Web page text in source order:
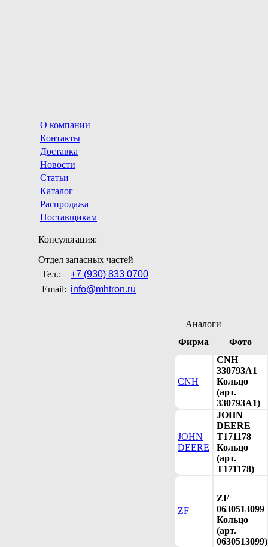
О компании
Контакты
Доставка
Новости
Статьи
Каталог
Распродажа
Поставщикам
Консультация:
Отдел запасных частей
Тел.:
+7 (930) 833 0700
Email: info@mhtron.ru
Аналоги
Фирма
Фото
CNH
CNH
330793A1
Кольцо
(арт.
330793A1)
JOHN
DEERE
JOHN
DEERE
T171178
Кольцо
(арт.
T171178)
ZF
ZF
0630513099
Кольцо
(арт.
0630513099)